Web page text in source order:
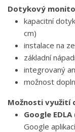
Dotykový
kapacitní
cm)
instalace na
základní
integrovaný
možnost
Možnosti využití
Google EDLA
Google